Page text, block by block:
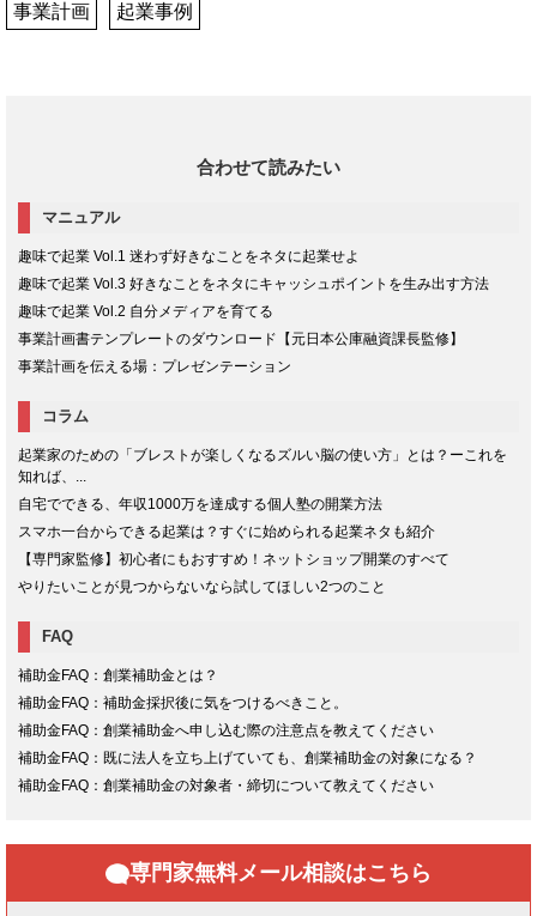
事業計画
起業事例
合わせて読みたい
マニュアル
趣味で起業 Vol.1 迷わず好きなことをネタに起業せよ
趣味で起業 Vol.3 好きなことをネタにキャッシュポイントを生み出す方法
趣味で起業 Vol.2 自分メディアを育てる
事業計画書テンプレートのダウンロード【元日本公庫融資課長監修】
事業計画を伝える場：プレゼンテーション
コラム
起業家のための「ブレストが楽しくなるズルい脳の使い方」とは？ーこれを
知れば、...
自宅でできる、年収1000万を達成する個人塾の開業方法
スマホ一台からできる起業は？すぐに始められる起業ネタも紹介
【専門家監修】初心者にもおすすめ！ネットショップ開業のすべて
やりたいことが見つからないなら試してほしい2つのこと
FAQ
補助金FAQ：創業補助金とは？
補助金FAQ：補助金採択後に気をつけるべきこと。
補助金FAQ：創業補助金へ申し込む際の注意点を教えてください
補助金FAQ：既に法人を立ち上げていても、創業補助金の対象になる？
補助金FAQ：創業補助金の対象者・締切について教えてください
専門家無料メール相談はこちら